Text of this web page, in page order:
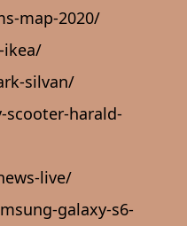
map-2020/
silvan/
harald-
live/
galaxy-s6-